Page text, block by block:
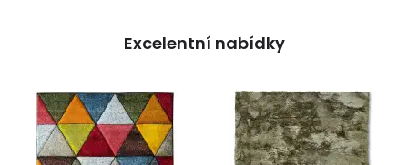
Excelentní nabídky